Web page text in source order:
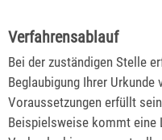
Verfahrensablauf
Bei der zuständigen Stelle
Beglaubigung Ihrer
Voraussetzungen erfüllt
Beispielsweise kommt eine